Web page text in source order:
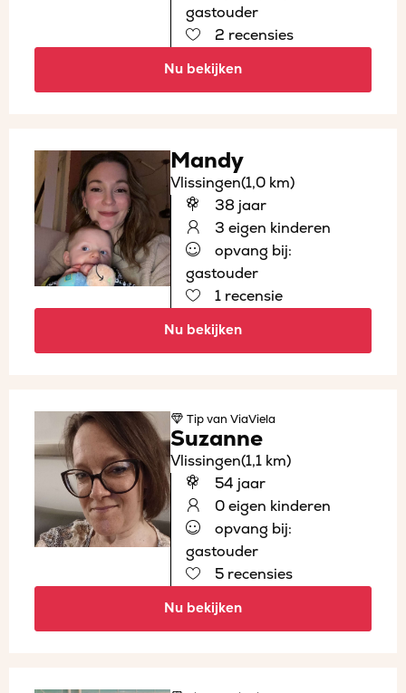
gastouder
2 recensies
Nu bekijken
Mandy
Vlissingen(1,0 km)
38 jaar
3 eigen kinderen
opvang bij:
gastouder
1 recensie
Nu bekijken
Tipvan ViaViela
Suzanne
Vlissingen(1,1 km)
54 jaar
0 eigen kinderen
opvang bij:
gastouder
5 recensies
Nu bekijken